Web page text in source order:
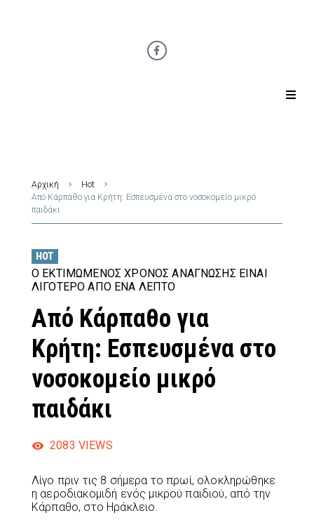
Αρχική
Hot
Από Κάρπαθο για Κρήτη: Εσπευσμένα στο νοσοκομείο μικρό
παιδάκι
HOT
Ο ΕΚΤΙΜΏΜΕΝΟΣ ΧΡΌΝΟΣ ΑΝΆΓΝΩΣΗΣ ΕΊΝΑΙ
ΛΙΓΌΤΕΡΟ ΑΠΌ ΈΝΑ ΛΕΠΤΌ
Από Κάρπαθο για
Κρήτη: Εσπευσμένα στο
νοσοκομείο μικρό
παιδάκι
2083 VIEWS
Λίγο πριν τις 8 σήμερα το πρωί, ολοκληρώθηκε
η αεροδιακομιδή ενός μικρού παιδιού, από την
Κάρπαθο, στο Ηράκλειο.